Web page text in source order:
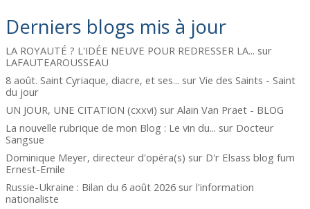
Derniers blogs mis à jour
LA ROYAUTÉ ? L'IDÉE NEUVE POUR REDRESSER LA... sur
LAFAUTEAROUSSEAU
8 août. Saint Cyriaque, diacre, et ses... surVie des Saints - Saint
du jour
UN JOUR, UNE CITATION (cxxvi) surAlain Van Praet - BLOG
La nouvelle rubrique de mon Blog : Le vin du... sur Docteur
Sangsue
Dominique Meyer, directeur d'opéra(s) sur D'r Elsass blog fum
Ernest-Emile
Russie-Ukraine : Bilan du 6 août 2026 surl'information
nationaliste